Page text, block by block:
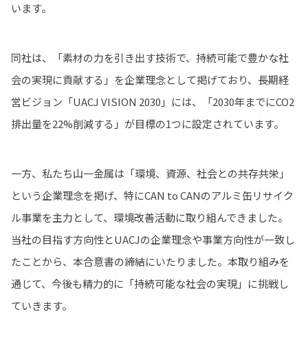
います。
同社は、「素材の力を引き出す技術で、持続可能で豊かな社
会の実現に貢献する」を企業理念として掲げており、長期経
営ビジョン「UACJ VISION 2030」には、「2030年までにCO2
排出量を22%削減する」が目標の1つに設定されています。
一方、私たち山一金属は「環境、資源、社会との共存共栄」
という企業理念を掲げ、特にCAN to CANのアルミ缶リサイク
ル事業を主力として、環境改善活動に取り組んできました。
当社の目指す方向性とUACJの企業理念や事業方向性が一致し
たことから、本合意書の締結にいたりました。本取り組みを
通じて、今後も精力的に「持続可能な社会の実現」に挑戦し
ていきます。